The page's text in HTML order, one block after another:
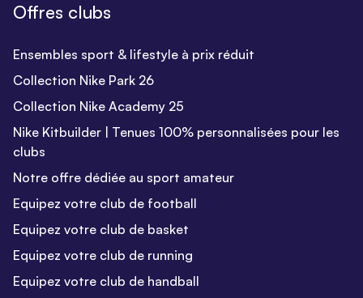
Offres clubs
Ensembles sport & lifestyle à prix réduit
Collection Nike Park 26
Collection Nike Academy 25
Nike Kitbuilder | Tenues 100% personnalisées pour les
clubs
Notre offre dédiée au sport amateur
Equipez votre club de football
Equipez votre club de basket
Equipez votre club de running
Equipez votre club de handball